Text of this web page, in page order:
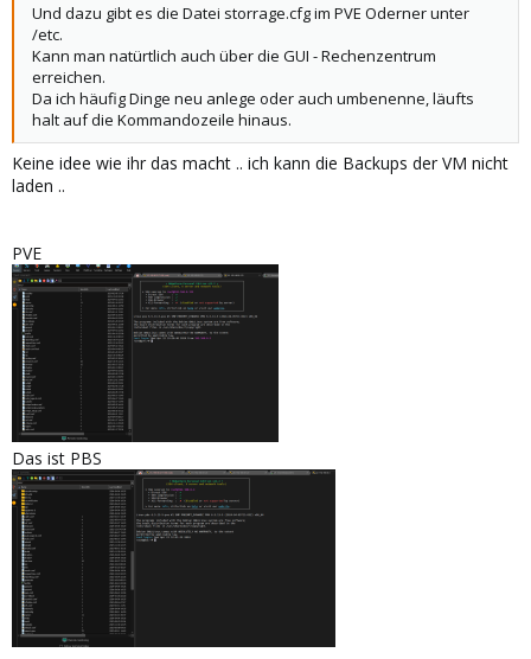
Und dazu gibt es die Datei storrage.cfg im PVE Oderner unter
/etc.
Kann man natürtlich auch über die GUI - Rechenzentrum
erreichen.
Da ich häufig Dinge neu anlege oder auch umbenenne, läufts
halt auf die Kommandozeile hinaus.
Keine idee wie ihr das macht .. ich kann die Backups der VM nicht
laden ..
PVE
Das ist PBS